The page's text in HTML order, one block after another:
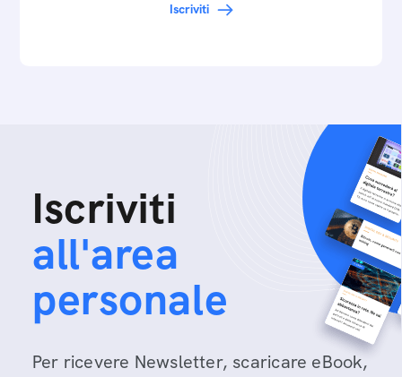
Iscriviti
Iscriviti
all'area
personale
Per ricevere Newsletter, scaricare eBook,